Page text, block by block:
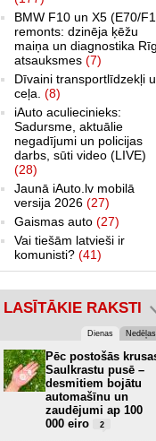
BMW F10 un X5 (E70/
remonts: dzinēja ķēžu
maiņa un diagnostika
atsauksmes (7)
Dīvaini transportlīdzekļi
ceļa. (8)
iAuto aculiecinieks:
Sadursme, aktuālie
negadījumi un policijas
darbs, sūti video (LIVE)
(28)
Jaunā iAuto.lv mobilā
versija 2026 (27)
Gaismas auto (27)
Vai tiešām latvieši ir
komunisti? (41)
LASĪTĀKIE RAKSTI
Dienas Nedēļas
Pēc postošās
Saulkrastu pusē –
desmitiem bojātu
automašīnu un
zaudējumi ap 100
000 eiro
2